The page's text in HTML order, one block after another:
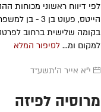
לפי דיווח ראשוני מכוחות
הייטס, פעוט בן
בקומה שלישית ברחוב
למקום ומ... לסיפור המלא
י"א אייר ה׳תשע״ד
מרוסיה לפיזה